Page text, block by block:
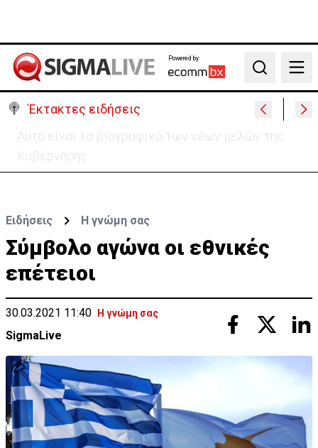
Powered by:
Search
Έκτακτες ειδήσεις
Χειροπέδες σε 37χρονο-Παρίστανε τον εισαγωγέα
αυτοκινήτων και άρπαξε €827,400
Ειδήσεις H γνώμη σας
Σύμβολο αγώνα οι εθνικές
επέτειοι
30.03.2021 11:40 Η γνώμη σας
SigmaLive